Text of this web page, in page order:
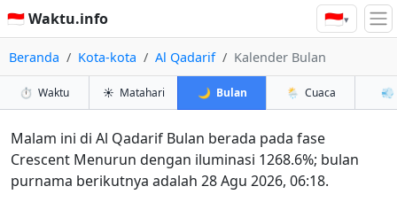
🇮🇩 Waktu.info 🇮🇩▾
Beranda Kota-kota Al Qadarif Kalender Bulan
⏱️ Waktu ☀️ Matahari 🌙 Bulan 🌦️ Cuaca 💨
Malam ini di Al Qadarif Bulan berada pada fase
Crescent Menurun dengan iluminasi 1268.6%; bulan
purnama berikutnya adalah 28 Agu 2026, 06:18.